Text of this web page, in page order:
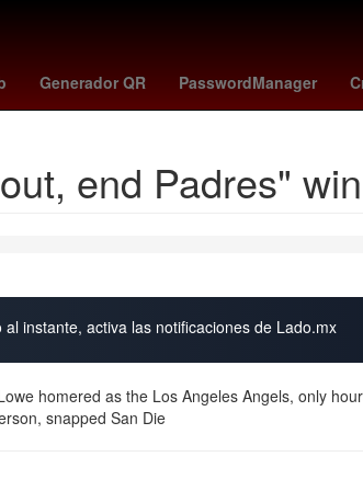
Generador QR PasswordManager
suspension de clases 10 de noviembre
end Padres"
instante, activa las notificaciones de Lado.mx
homered as the Los Angeles Angels, only
snapped San Die